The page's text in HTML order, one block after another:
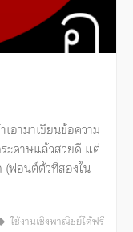
อามาเขียนข้อความ
ะดาษแล้วสวยดี แต่
(ฟอนต์ตัวที่สองใน
ใช้งานเชิงพาณิชย์ได้ฟรี